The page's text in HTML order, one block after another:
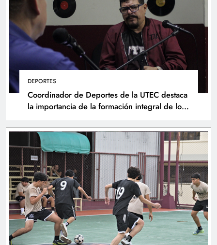
DEPORTES
Coordinador de Deportes de la UTEC destaca
la importancia de la formación integral de los